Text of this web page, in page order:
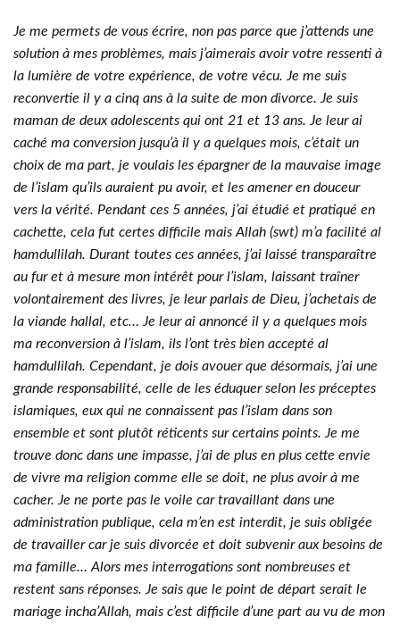
Je me permets de vous écrire, non pas parce que j’attends une
solution à mes problèmes, mais j’aimerais avoir votre ressenti à
la lumière de votre expérience, de votre vécu. Je me suis
reconvertie il y a cinq ans à la suite de mon divorce. Je suis
maman de deux adolescents qui ont 21 et 13 ans. Je leur ai
caché ma conversion jusqu’à il y a quelques mois, c’était un
choix de ma part, je voulais les épargner de la mauvaise image
de l’islam qu’ils auraient pu avoir, et les amener en douceur
vers la vérité. Pendant ces 5 années, j’ai étudié et pratiqué en
cachette, cela fut certes difficile mais Allah (swt) m’a facilité al
hamdullilah. Durant toutes ces années, j’ai laissé transparaître
au fur et à mesure mon intérêt pour l’islam, laissant traîner
volontairement des livres, je leur parlais de Dieu, j’achetais de
la viande hallal, etc… Je leur ai annoncé il y a quelques mois
ma reconversion à l’islam, ils l’ont très bien accepté al
hamdullilah. Cependant, je dois avouer que désormais, j’ai une
grande responsabilité, celle de les éduquer selon les préceptes
islamiques, eux qui ne connaissent pas l’islam dans son
ensemble et sont plutôt réticents sur certains points. Je me
trouve donc dans une impasse, j’ai de plus en plus cette envie
de vivre ma religion comme elle se doit, ne plus avoir à me
cacher. Je ne porte pas le voile car travaillant dans une
administration publique, cela m’en est interdit, je suis obligée
de travailler car je suis divorcée et doit subvenir aux besoins de
ma famille… Alors mes interrogations sont nombreuses et
restent sans réponses. Je sais que le point de départ serait le
mariage incha’Allah, mais c’est difficile d’une part au vu de mon